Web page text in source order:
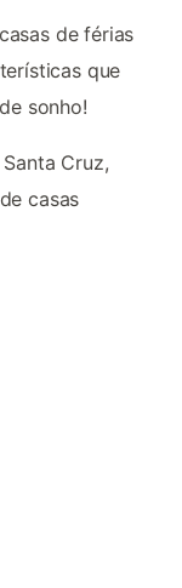
de férias
que
sonho!
Cruz,
casas